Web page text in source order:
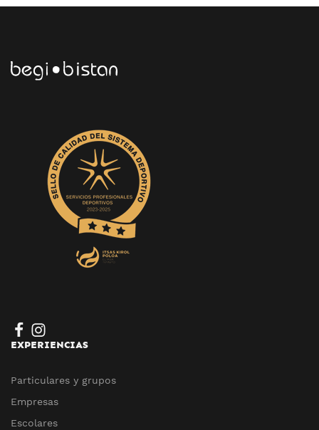
EXPERIENCIAS
Particulares y grupos
Empresas
Escolares